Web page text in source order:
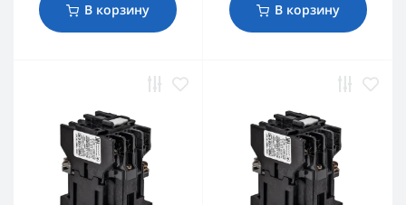
В корзину В корзину